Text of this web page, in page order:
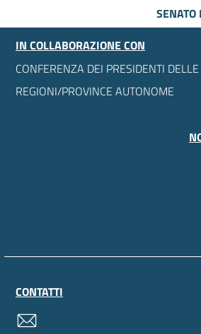
SENATO
IN COLLABORAZIONE CON
CONFERENZA DEI PRESIDENTI
REGIONI/PROVINCE AUTONOME
CONTATTI